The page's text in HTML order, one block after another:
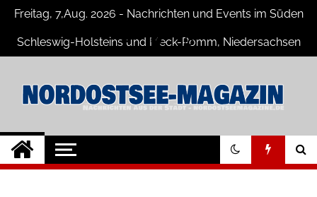
Skip
content
Freitag, 7,Aug. 2026 - Nachrichten und Events im Süden
Schleswig-Holsteins und Meck-Pomm, Niedersachsen
Nord-Ostsee-
Magazine Blog
Der Blog der Nord-Ostsee Magazine